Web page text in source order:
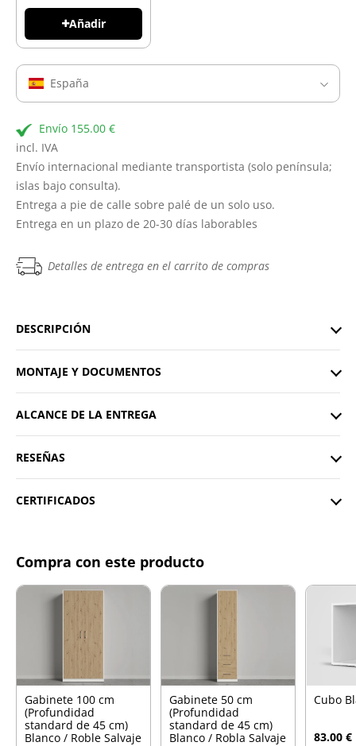
Añadir
España
Envío 155.00 €
incl. IVA
Envío internacional mediante transportista (solo península;
islas bajo consulta).
Entrega a pie de calle sobre palé de un solo uso.
Entrega en un plazo de 20-30 días laborables
Detalles de entrega en el carrito de compras
DESCRIPCIÓN
MONTAJE Y DOCUMENTOS
ALCANCE DE LA ENTREGA
RESEÑAS
CERTIFICADOS
Compra con este producto
Gabinete 100 cm
(Profundidad
standard de 45 cm)
Blanco / Roble Salvaje
Gabinete 50 cm
(Profundidad
standard de 45 cm)
Blanco / Robla Salvaje
Cubo
83.00 €